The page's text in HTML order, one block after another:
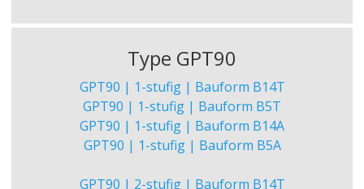
Type GPT90
GPT90 | 1-stufig | Bauform B14T
GPT90 | 1-stufig | Bauform B5T
GPT90 | 1-stufig | Bauform B14A
GPT90 | 1-stufig | Bauform B5A
GPT90 | 2-stufig | Bauform B14T